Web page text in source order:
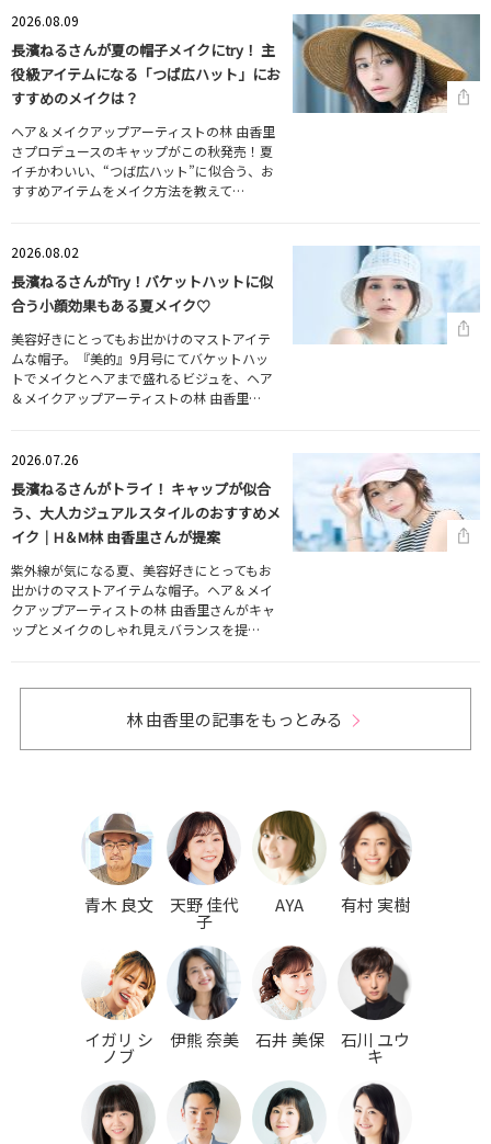
2026.08.09
長濱ねるさんが夏の帽子メイクにtry！ 主
役級アイテムになる「つば広ハット」にお
すすめのメイクは？
ヘア＆メイクアップアーティストの林 由香里
さプロデュースのキャップがこの秋発売！夏
イチかわいい、“つば広ハット”に似合う、お
すすめアイテムをメイク方法を教えて…
2026.08.02
長濱ねるさんがTry！バケットハットに似
合う小顔効果もある夏メイク♡
美容好きにとってもお出かけのマストアイテ
ムな帽子。『美的』9月号にてバケットハッ
トでメイクとヘアまで盛れるビジュを、ヘア
＆メイクアップアーティストの林 由香里…
2026.07.26
長濱ねるさんがトライ！ キャップが似合
う、大人カジュアルスタイルのおすすめメ
イク｜H＆M林 由香里さんが提案
紫外線が気になる夏、美容好きにとってもお
出かけのマストアイテムな帽子。ヘア＆メイ
クアップアーティストの林 由香里さんがキャ
ップとメイクのしゃれ見えバランスを提…
林 由香里の記事をもっとみる
青木 良文 天野 佳代
子
AYA 有村 実樹
イガリ シ
ノブ
伊熊 奈美 石井 美保 石川 ユウ
キ